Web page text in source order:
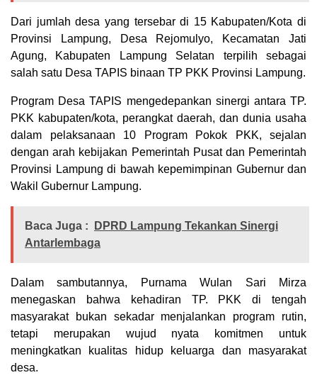
Dari jumlah desa yang tersebar di 15 Kabupaten/Kota di
Provinsi Lampung, Desa Rejomulyo, Kecamatan Jati
Agung, Kabupaten Lampung Selatan terpilih sebagai
salah satu Desa TAPIS binaan TP PKK Provinsi Lampung.
Program Desa TAPIS mengedepankan sinergi antara TP.
PKK kabupaten/kota, perangkat daerah, dan dunia usaha
dalam pelaksanaan 10 Program Pokok PKK, sejalan
dengan arah kebijakan Pemerintah Pusat dan Pemerintah
Provinsi Lampung di bawah kepemimpinan Gubernur dan
Wakil Gubernur Lampung.
Baca Juga :
DPRD Lampung Tekankan Sinergi
Antarlembaga
Dalam sambutannya, Purnama Wulan Sari Mirza
menegaskan bahwa kehadiran TP. PKK di tengah
masyarakat bukan sekadar menjalankan program rutin,
tetapi merupakan wujud nyata komitmen untuk
meningkatkan kualitas hidup keluarga dan masyarakat
desa.